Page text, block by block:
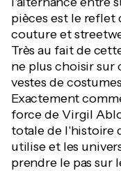
pièces est le reflet
couture et
Très au fait de
ne plus choisir sur
vestes de
Exactement
force de Virgil
totale de l'histoire
utilise et les
prendre le pas sur